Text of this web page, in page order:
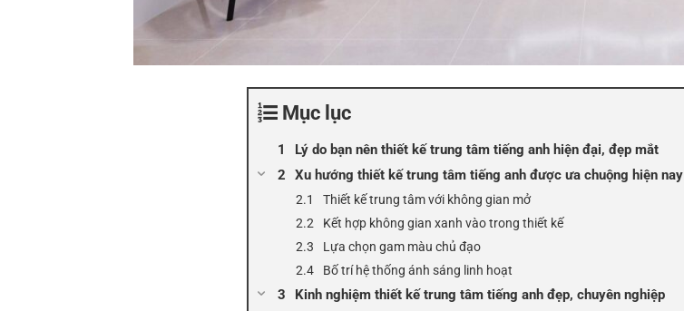
Mục lục
Lý do bạn nên thiết kế trung tâm tiếng anh hiện đại, đẹp mắt
Xu hướng thiết kế trung tâm tiếng anh được ưa chuộng hiện nay
Thiết kế trung tâm với không gian mở
Kết hợp không gian xanh vào trong thiết kế
Lựa chọn gam màu chủ đạo
Bố trí hệ thống ánh sáng linh hoạt
Kinh nghiệm thiết kế trung tâm tiếng anh đẹp, chuyên nghiệp